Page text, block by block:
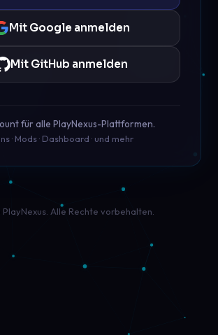
Mit Google anmelden
Mit GitHub anmelden
für alle PlayNexus-Plattformen.
· Mods · Dashboard · und mehr
Alle Rechte vorbehalten.